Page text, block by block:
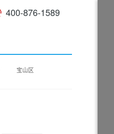
400-876-1589
宝山区